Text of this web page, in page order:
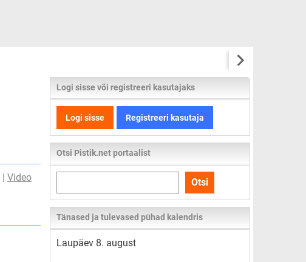
| Video
Logi sisse või registreeri kasutajaks
Logi sisse Registreeri kasutaja
Otsi Pistik.net portaalist
kogu
lehelt
Otsi
Tänased ja tulevased pühad kalendris
Laupäev 8. august